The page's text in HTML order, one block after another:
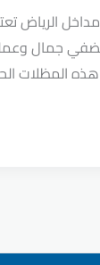
الرياض
تضفي جمال
هذه المظلات